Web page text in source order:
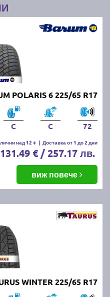
POLARIS 6 225/65 R17
C C 72
над 12 + | Доставка от 1 до 2 дни
131.49 € / 257.17 лв.
виж повече
WINTER 225/65 R17